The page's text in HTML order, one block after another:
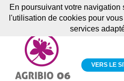
VERS LE
En poursuivant votre navigation
l'utilisation de cookies pour
services